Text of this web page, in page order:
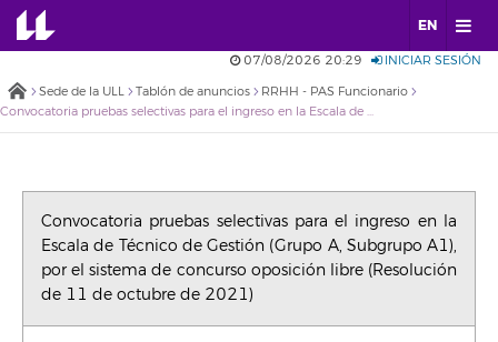
EN
07/08/2026 20:29 INICIAR SESIÓN
Sede de la ULL Tablón de anuncios
RRHH - PAS Funcionario
Convocatoria pruebas selectivas para el ingreso en la Escala de Técnico de Gestión (Grupo A, Subgrupo A1), por el sistema de concurso oposición libre (Resolución de 11 de octubre de 2021)
Convocatoria pruebas selectivas para el ingreso en la
Escala de Técnico de Gestión (Grupo A, Subgrupo A1),
por el sistema de concurso oposición libre (Resolución
de 11 de octubre de 2021)